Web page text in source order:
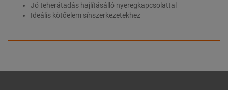
Jó teherátadás hajlításálló nyeregkapcsolattal
Ideális kötőelem sínszerkezetekhez